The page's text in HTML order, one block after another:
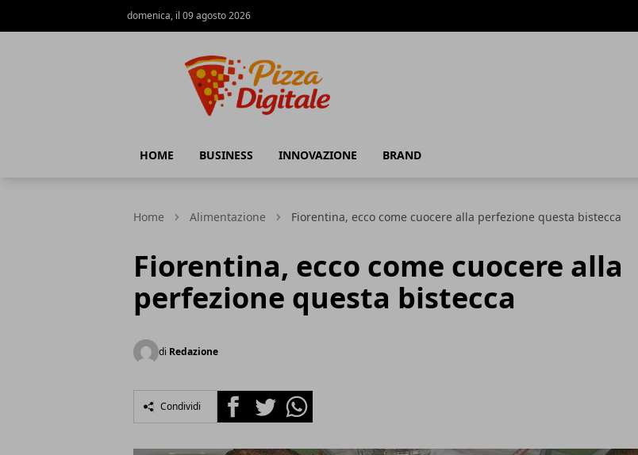
domenica, il 09 agosto 2026
HOME BUSINESS INNOVAZIONE BRAND
Home Alimentazione Fiorentina, ecco come cuocere alla perfezione questa bistecca
Fiorentina, ecco come cuocere alla
perfezione questa bistecca
di Redazione
Condividi FacebookTwitterWhatsapp